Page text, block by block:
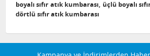
boyalı sıfır atık kumbarası, üçlü boyalı
dörtlü sıfır atık kumbarası